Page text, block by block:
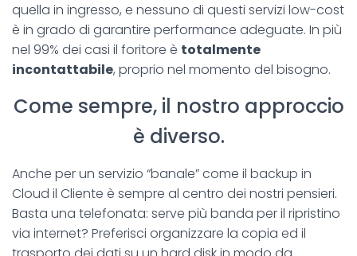
quella in ingresso, e nessuno di questi servizi low-cost
è in grado di garantire performance adeguate. In più
nel 99% dei casi il foritore è totalmente
incontattabile, proprio nel momento del bisogno.
Come sempre, il nostro approccio
è diverso.
Anche per un servizio “banale” come il backup in
Cloud il Cliente è sempre al centro dei nostri pensieri.
Basta una telefonata: serve più banda per il ripristino
via internet? Preferisci organizzare la copia ed il